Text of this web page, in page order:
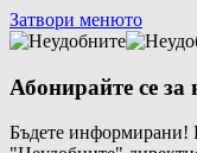
Затвори менюто
Абонирайте се
Бъдете информирани!